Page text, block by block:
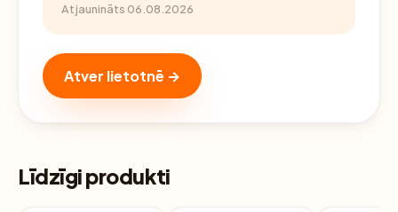
Atjaunināts 06.08.2026
Atver lietotnē →
Līdzīgi produkti